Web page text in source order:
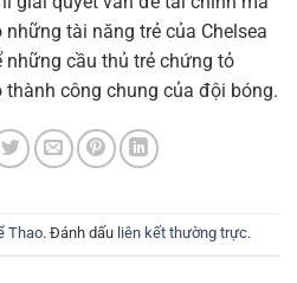
tài năng trẻ của Chelsea
cầu thủ trẻ chứng tỏ
công chung của đội bóng.
Thao. Đánh dấu liên kết thường trực.